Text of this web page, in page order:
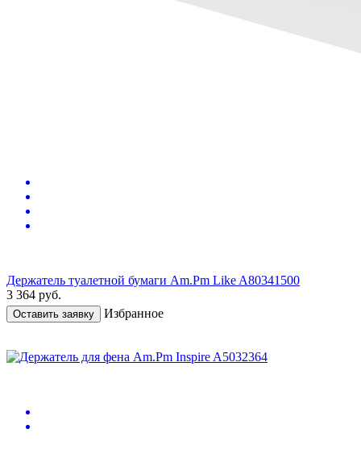
Держатель туалетной бумаги Am.Pm Like A80341500
3 364 руб.
Оставить заявку Избранное